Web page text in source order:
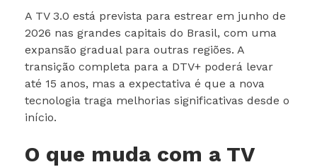
A TV 3.0 está prevista para estrear em junho de
2026 nas grandes capitais do Brasil, com uma
expansão gradual para outras regiões. A
transição completa para a DTV+ poderá levar
até 15 anos, mas a expectativa é que a nova
tecnologia traga melhorias significativas desde o
início.
O que muda com a TV